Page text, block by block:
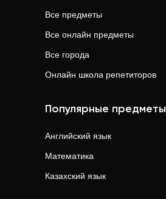
Все предметы
Все онлайн предметы
Все города
Онлайн школа репетиторов
Популярные предметы
Английский язык
Математика
Казахский язык